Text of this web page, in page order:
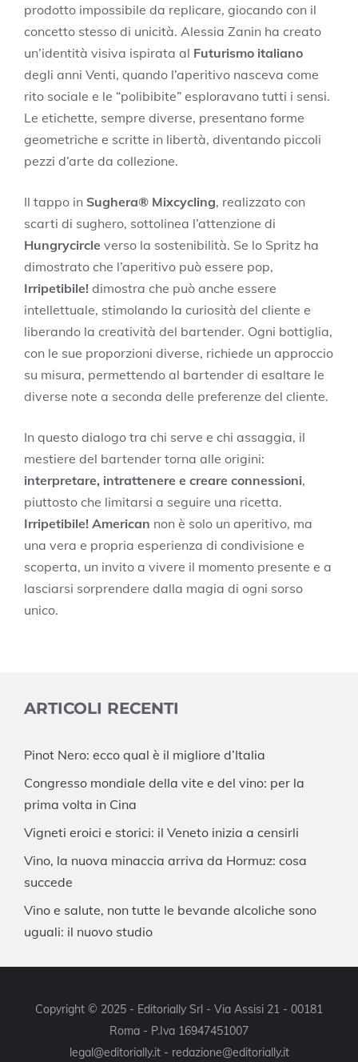
prodotto impossibile da replicare, giocando con il
concetto stesso di unicità. Alessia Zanin ha creato
un’identità visiva ispirata al Futurismo italiano
degli anni Venti, quando l’aperitivo nasceva come
rito sociale e le “polibibite” esploravano tutti i sensi.
Le etichette, sempre diverse, presentano forme
geometriche e scritte in libertà, diventando piccoli
pezzi d’arte da collezione.
Il tappo in Sughera® Mixcycling, realizzato con
scarti di sughero, sottolinea l’attenzione di
Hungrycircle verso la sostenibilità. Se lo Spritz ha
dimostrato che l’aperitivo può essere pop,
Irripetibile! dimostra che può anche essere
intellettuale, stimolando la curiosità del cliente e
liberando la creatività del bartender. Ogni bottiglia,
con le sue proporzioni diverse, richiede un approccio
su misura, permettendo al bartender di esaltare le
diverse note a seconda delle preferenze del cliente.
In questo dialogo tra chi serve e chi assaggia, il
mestiere del bartender torna alle origini:
interpretare, intrattenere e creare connessioni,
piuttosto che limitarsi a seguire una ricetta.
Irripetibile! American non è solo un aperitivo, ma
una vera e propria esperienza di condivisione e
scoperta, un invito a vivere il momento presente e a
lasciarsi sorprendere dalla magia di ogni sorso
unico.
ARTICOLI RECENTI
Pinot Nero: ecco qual è il migliore d’Italia
Congresso mondiale della vite e del vino: per la
prima volta in Cina
Vigneti eroici e storici: il Veneto inizia a censirli
Vino, la nuova minaccia arriva da Hormuz: cosa
succede
Vino e salute, non tutte le bevande alcoliche sono
uguali: il nuovo studio
Copyright © 2025 - Editorially Srl - Via Assisi 21 - 00181
Roma - P.Iva 16947451007
legal@editorially.it - redazione@editorially.it